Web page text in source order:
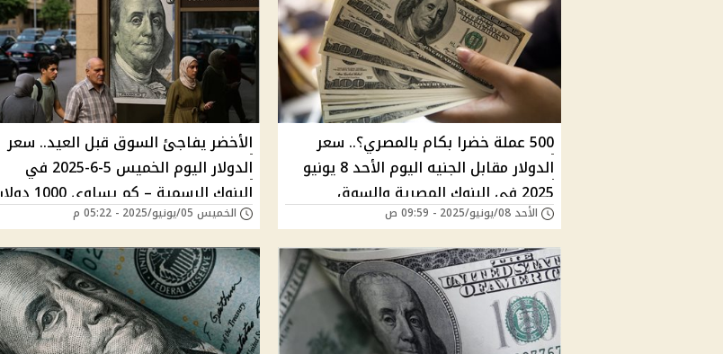
500 عملة خضرا بكام بالمصري؟.. سعر
الدولار مقابل الجنيه اليوم الأحد 8 يونيو
2025 في البنوك المصرية والسوق
السوداء – تحديث صباح ثالث أيام العيد
الأحد 08/يونيو/2025 - 09:59 ص
الأخضر يفاجئ السوق قبل العيد.. سعر
الدولار اليوم الخميس 5-6-2025 في
البنوك الرسمية – كم يساوي 1000 دولار
في السوق السوداء الآن؟
الخميس 05/يونيو/2025 - 05:22 م